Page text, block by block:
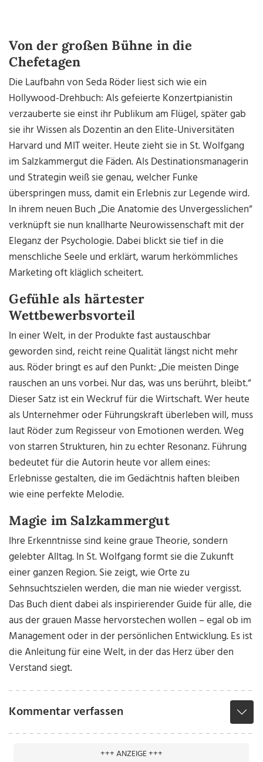
Von der großen Bühne in die
Chefetagen
Die Laufbahn von Seda Röder liest sich wie ein
Hollywood-Drehbuch: Als gefeierte Konzertpianistin
verzauberte sie einst ihr Publikum am Flügel, später gab
sie ihr Wissen als Dozentin an den Elite-Universitäten
Harvard und MIT weiter. Heute zieht sie in St. Wolfgang
im Salzkammergut die Fäden. Als Destinationsmanagerin
und Strategin weiß sie genau, welcher Funke
überspringen muss, damit ein Erlebnis zur Legende wird.
In ihrem neuen Buch „Die Anatomie des Unvergesslichen“
verknüpft sie nun knallharte Neurowissenschaft mit der
Eleganz der Psychologie. Dabei blickt sie tief in die
menschliche Seele und erklärt, warum herkömmliches
Marketing oft kläglich scheitert.
Gefühle als härtester
Wettbewerbsvorteil
In einer Welt, in der Produkte fast austauschbar
geworden sind, reicht reine Qualität längst nicht mehr
aus. Röder bringt es auf den Punkt: „Die meisten Dinge
rauschen an uns vorbei. Nur das, was uns berührt, bleibt.“
Dieser Satz ist ein Weckruf für die Wirtschaft. Wer heute
als Unternehmer oder Führungskraft überleben will, muss
laut Röder zum Regisseur von Emotionen werden. Weg
von starren Strukturen, hin zu echter Resonanz. Führung
bedeutet für die Autorin heute vor allem eines:
Erlebnisse gestalten, die im Gedächtnis haften bleiben
wie eine perfekte Melodie.
Magie im Salzkammergut
Ihre Erkenntnisse sind keine graue Theorie, sondern
gelebter Alltag. In St. Wolfgang formt sie die Zukunft
einer ganzen Region. Sie zeigt, wie Orte zu
Sehnsuchtszielen werden, die man nie wieder vergisst.
Das Buch dient dabei als inspirierender Guide für alle, die
aus der grauen Masse hervorstechen wollen – egal ob im
Management oder in der persönlichen Entwicklung. Es ist
die Anleitung für eine Welt, in der das Herz über den
Verstand siegt.
Kommentar verfassen
+++ ANZEIGE +++